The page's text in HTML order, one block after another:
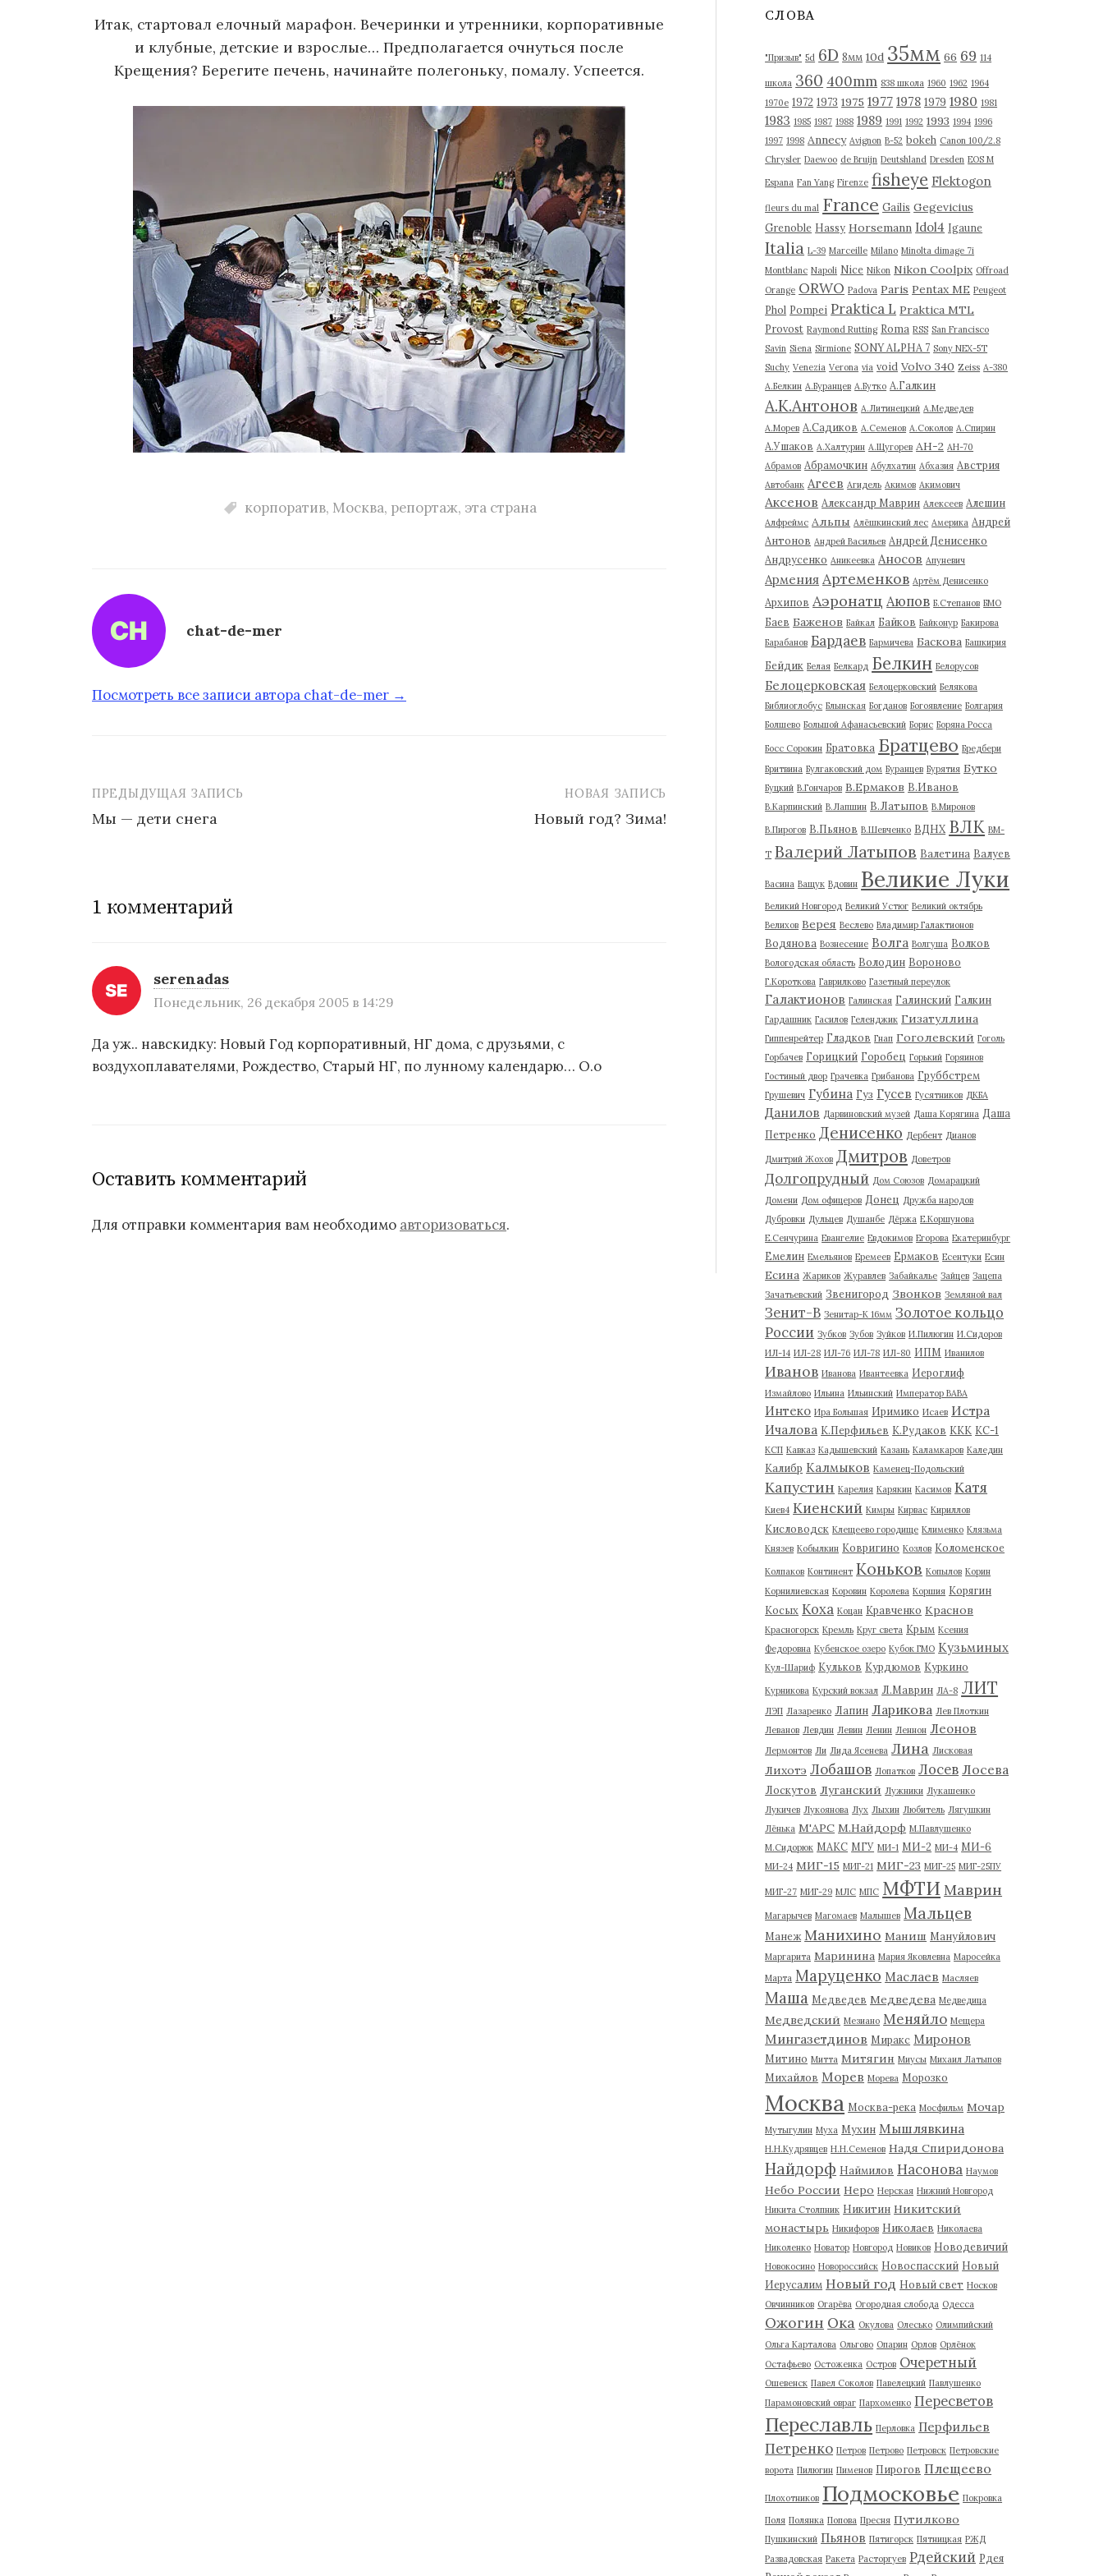
Итак, стартовал елочный марафон. Вечеринки и утренники, корпоративные
и клубные, детские и взрослые… Предполагается очнуться после
Крещения? Берегите печень, начинайте полегоньку, помалу. Успеется.
корпоратив, Москва, репортаж, эта страна
chat-de-mer
Посмотреть все записи автора chat-de-mer →
в
г
а
ц
и
о
а
ПРЕДЫДУЩАЯ ЗАПИСЬ
Мы — дети снега
НОВАЯ ЗАПИСЬ
Новый год? Зима!
1 комментарий
serenadas
Понедельник, 26 декабря 2005 в 14:29
Да уж.. навскидку: Новый Год корпоративный, НГ дома, с друзьями, с
воздухоплавателями, Рождество, Старый НГ, по лунному календарю… О.о
Оставить комментарий
Для отправки комментария вам необходимо авторизоваться.
в
СЛОВА
"Призыв" 5d 6D 8мм 10d 35мм 66 69 114
школа 360 400mm 838 школа 1960 1962 1964
1970е 1972 1973 1975 1977 1978 1979 1980 1981
1983 1985 1987 1988 1989 1991 1992 1993 1994 1996
1997 1998 Annecy Avignon B-52 bokeh Canon 100/2.8
Chrysler Daewoo de Bruijn Deutshland Dresden EOS M
Espana Fan Yang Firenze fisheye Flektogon
fleurs du mal France Gailis Gegevicius
Grenoble Hassy Horsemann Idol4 Igaune
Italia L-39 Marceille Milano Minolta dimage 7i
Montblanc Napoli Nice Nikon Nikon Coolpix Offroad
Orange ORWO Padova Paris Pentax ME Peugeot
Phol Pompei Praktica L Praktica MTL
Provost Raymond Rutting Roma RSS San Francisco
Savin Siena Sirmione SONY ALPHA 7 Sony NEX-5T
Suchy Venezia Verona via void Volvo 340 Zeiss А-380
А.Белкин А.Буранцев А.Бутко А.Галкин
А.К.Антонов А.Литинецкий А.Медведев
А.Морев А.Садиков А.Семенов А.Соколов А.Спирин
А.Ушаков А.Халтурин А.Щугорев АН-2 АН-70
Абрамов Абрамочкин Абулхатин Абхазия Австрия
Автобанк Агеев Агидель Акимов Акимович
Аксенов Александр Маврин Алексеев Алешин
Алфреймс Альпы Алёшкинский лес Америка Андрей
Антонов Андрей Васильев Андрей Денисенко
Андрусенко Аникеевка Аносов Апуневич
Армения Артеменков Артём Денисенко
Архипов Аэронатц Аюпов Б.Степанов БМО
Баев Баженов Байкал Байков Байконур Бакирова
Барабанов Бардаев Бармичева Баскова Башкирия
Бейдик Белая Белкард Белкин Белорусов
Белоцерковская Белоцерковский Белякова
Библиоглобус Блынская Богданов Богоявление Болгария
Болшево Большой Афанасьевский Борис Боряна Росса
Босс Сорокин Братовка Братцево Бредбери
Бритвина Булгаковский дом Буранцев Бурятия Бутко
Буцкий В.Гончаров В.Ермаков В.Иванов
В.Карпинский В.Лапшин В.Латыпов В.Миронов
В.Пирогов В.Пьянов В.Шевченко ВДНХ ВЛК ВМ-
Т Валерий Латыпов Валетина Валуев
Васина Ващук Вдовин Великие Луки
Великий Новгород Великий Устюг Великий октябрь
Велихов Верея Веслево Владимир Галактионов
Водянова Вознесение Волга Волгуша Волков
Вологодская область Володин Вороново
Г.Короткова Гаврилково Газетный переулок
Галактионов Галинская Галинский Галкин
Гардашник Гасилов Геленджик Гизатуллина
Гиппенрейтер Гладков Гнап Гоголевский Гоголь
Горбачев Горицкий Горобец Горький Горяинов
Гостиный двор Грачевка Грибанова Груббстрем
Грушевич Губина Гуз Гусев Гусятников ДКБА
Данилов Дарвиновский музей Даша Корягина Даша
Петренко Денисенко Дербент Дианов
Дмитрий Жохов Дмитров Доветров
Долгопрудный Дом Союзов Домарацкий
Домени Дом офицеров Донец Дружба народов
Дубровки Дульцев Душанбе Дёржа Е.Коршунова
Е.Сенчурина Евангелие Евдокимов Егорова Екатеринбург
Емелин Емельянов Еремеев Ермаков Есентуки Есин
Есина Жариков Журавлев Забайкалье Зайцев Зацепа
Зачатьевский Звенигород Звонков Земляной вал
Зенит-В Зенитар-К 16мм Золотое кольцо
России Зубков Зубов Зуйков И.Пилюгин И.Сидоров
ИЛ-14 ИЛ-28 ИЛ-76 ИЛ-78 ИЛ-80 ИПМ Иванилов
Иванов Иванова Ивантеевка Иероглиф
Измайлово Ильина Ильинский Император ВАВА
Интеко Ира Большая Иримико Исаев Истра
Ичалова К.Перфильев К.Рудаков ККК КС-1
КСП Кавказ Кадышевский Казань Каламкаров Каледин
Калибр Калмыков Каменец-Подольский
Капустин Карелия Карякин Касимов Катя
Киев4 Киенский Кимры Кирвас Кириллов
Кисловодск Клещеево городище Клименко Клязьма
Князев Кобылкин Ковригино Козлов Коломенское
Колпаков Континент Коньков Копылов Корин
Корнилиевская Коровин Королева Коршия Корягин
Косых Коха Коцан Кравченко Краснов
Красногорск Кремль Круг света Крым Ксения
Федоровна Кубенское озеро Кубок ГМО Кузьминых
Кул-Шариф Кульков Курдюмов Куркино
Курникова Курский вокзал Л.Маврин ЛА-8 ЛИТ
ЛЭП Лазаренко Лапин Ларикова Лев Плоткин
Леванов Левдин Левин Ленин Леннон Леонов
Лермонтов Ли Лида Ясенева Лина Лисковая
Лихотэ Лобашов Лопатков Лосев Лосева
Лоскутов Луганский Лужники Лукашенко
Лукичев Лукоянова Лух Лыхин Любитель Лягушкин
Лёнька М'АРС М.Найдорф М.Павлушенко
М.Сидорюк МАКС МГУ МИ-1 МИ-2 МИ-4 МИ-6
МИ-24 МИГ-15 МИГ-21 МИГ-23 МИГ-25 МИГ-25ПУ
МИГ-27 МИГ-29 МЛС МПС МФТИ Маврин
Магарычев Магомаев Малышев Мальцев
Манеж Манихино Маниш Мануйлович
Маргарита Маринина Мария Яковлевна Маросейка
Марта Маруценко Маслаев Масляев
Маша Медведев Медведева Медведица
Медведский Мезиано Меняйло Мещера
Мингазетдинов Миракс Миронов
Митино Митта Митягин Миусы Михаил Латыпов
Михайлов Морев Морева Морозко
Москва Москва-река Мосфильм Мочар
Мутыгулин Муха Мухин Мышлявкина
Н.Н.Кудрявцев Н.Н.Семенов Надя Спиридонова
Найдорф Наймилов Насонова Наумов
Небо России Неро Нерская Нижний Новгород
Никита Столпник Никитин Никитский
монастырь Никифоров Николаев Николаева
Николенко Новатор Новгород Новиков Новодевичий
Новокосино Новороссийск Новоспасский Новый
Иерусалим Новый год Новый свет Носков
Овчинников Огарёва Огородная слобода Одесса
Ожогин Ока Окулова Олесько Олимпийский
Ольга Карталова Ольгово Опарин Орлов Орлёнок
Остафьево Остоженка Остров Очеретный
Ошевенск Павел Соколов Павелецкий Павлушенко
Парамоновский овраг Пархоменко Пересветов
Переславль Перловка Перфильев
Петренко Петров Петрово Петровск Петровские
ворота Пилюгин Пименов Пирогов Плещеево
Плохотников Подмосковье Покровка
Поля Полянка Попова Пресня Путилково
Пушкинский Пьянов Пятигорск Пятницкая РЖД
Развадовская Ракета Расторгуев Рдейский Рдея